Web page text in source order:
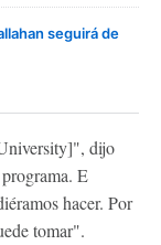
seguirá de
dijo
E
hacer. Por
tomar".